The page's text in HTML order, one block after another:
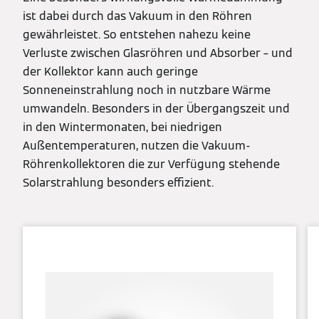
ist dabei durch das Vakuum in den Röhren
gewährleistet. So entstehen nahezu keine
Verluste zwischen Glasröhren und Absorber – und
der Kollektor kann auch geringe
Sonneneinstrahlung noch in nutzbare Wärme
umwandeln. Besonders in der Übergangszeit und
in den Wintermonaten, bei niedrigen
Außentemperaturen, nutzen die Vakuum-
Röhrenkollektoren die zur Verfügung stehende
Solarstrahlung besonders effizient.